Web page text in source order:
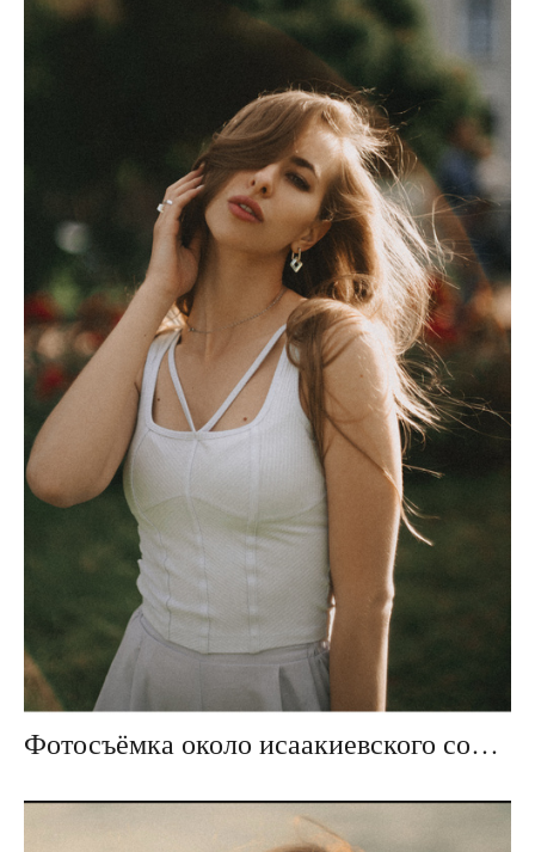
Фотосъёмка около исаакиевского собора